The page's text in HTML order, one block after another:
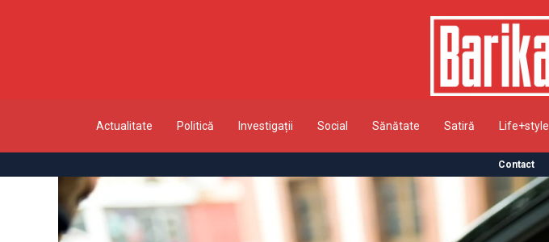
Actualitate Politică Investigații Social Sănătate Satiră Life+style
Contact